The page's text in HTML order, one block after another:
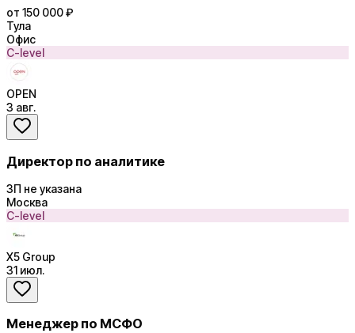
от 150 000 ₽
Тула
Офис
C-level
OPEN
3 авг.
Директор по аналитике
ЗП не указана
Москва
C-level
Х5 Group
31 июл.
Менеджер по МСФО